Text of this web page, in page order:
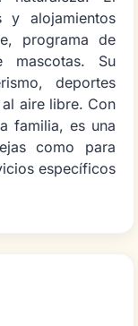
y alojamientos
programa de
mascotas. Su
deportes
aire libre. Con
familia, es una
como para
específicos